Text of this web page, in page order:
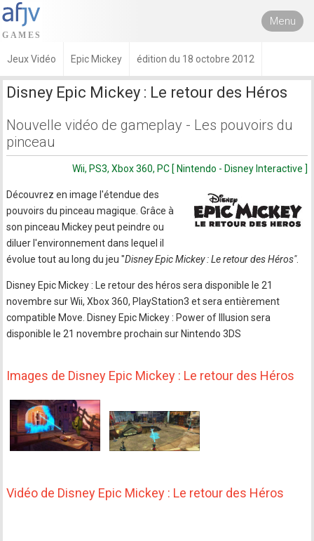
Menu
Jeux Vidéo Epic Mickey édition du 18 octobre 2012
Disney Epic Mickey : Le retour des Héros
Nouvelle vidéo de gameplay - Les pouvoirs du
pinceau
Wii, PS3, Xbox 360, PC [ Nintendo - Disney Interactive ]
Découvrez en image l'étendue des
pouvoirs du pinceau magique. Grâce à
son pinceau Mickey peut peindre ou
diluer l'environnement dans lequel il
évolue tout au long du jeu "Disney Epic Mickey : Le retour des Héros".
Disney Epic Mickey : Le retour des héros sera disponible le 21
novembre sur Wii, Xbox 360, PlayStation3 et sera entièrement
compatible Move. Disney Epic Mickey : Power of Illusion sera
disponible le 21 novembre prochain sur Nintendo 3DS
Images de Disney Epic Mickey : Le retour des Héros
Vidéo de Disney Epic Mickey : Le retour des Héros